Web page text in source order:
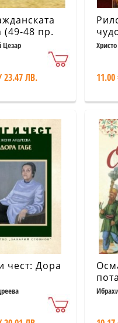
(49-48 пр.
23.47 ЛВ.
чест: Дора